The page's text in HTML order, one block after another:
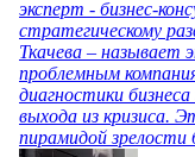
эксперт - бизнес-
стратегическому
Ткачева – называет
проблемным
диагностики
выхода из кризиса.
пирамидой зрелости